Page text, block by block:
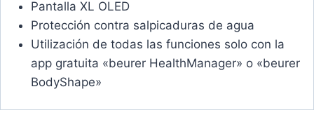
Pantalla XL OLED
Protección contra salpicaduras de agua
Utilización de todas las funciones solo con la
app gratuita «beurer HealthManager» o «beurer
BodyShape»